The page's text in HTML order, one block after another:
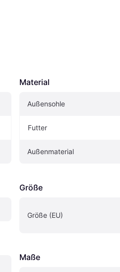
Material
Außensohle
Futter
Außenmaterial
Größe
Größe (EU)
Maße